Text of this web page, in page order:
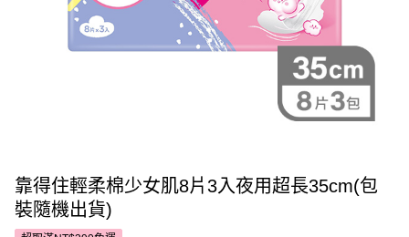
靠得住輕柔棉少女肌8片3入夜用超長35cm(包
裝隨機出貨)